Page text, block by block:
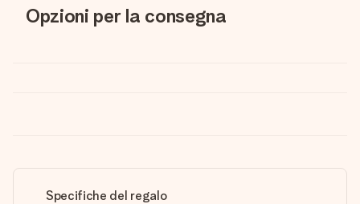
Opzioni per la consegna
Specifiche del regalo